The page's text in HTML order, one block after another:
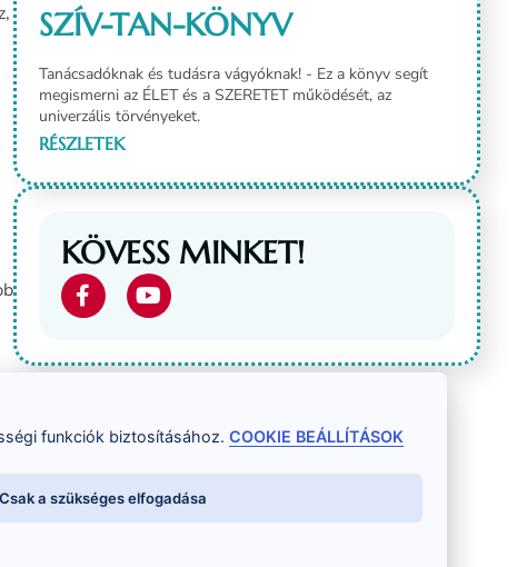
SZÍV-TAN-KÖNYV
Tanácsadóknak és tudásra vágyóknak! - Ez a könyv segít
megismerni az ÉLET és a SZERETET működését, az
univerzális törvényeket.
KÖVESS MINKET!
funkciók biztosításához.COOKIE BEÁLLÍTÁSOK
Csak a szükséges elfogadása